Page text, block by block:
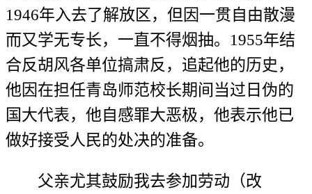
1946年入去了解放区，但因一贯自由散漫
而又学无专长，一直不得烟抽。1955年结
合反胡风各单位搞肃反，追起他的历史，
他因在担任青岛师范校长期间当过日伪的
国大代表，他自感罪大恶极，他表示他已
做好接受人民的处决的准备。
父亲尤其鼓励我去参加劳动（改